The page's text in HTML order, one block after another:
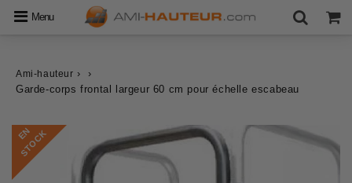
Menu
Ami-hauteur ›
›
Garde-corps frontal largeur 60 cm pour échelle escabeau
E
N
S
T
O
C
K